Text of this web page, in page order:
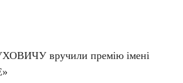
вручили премію імені